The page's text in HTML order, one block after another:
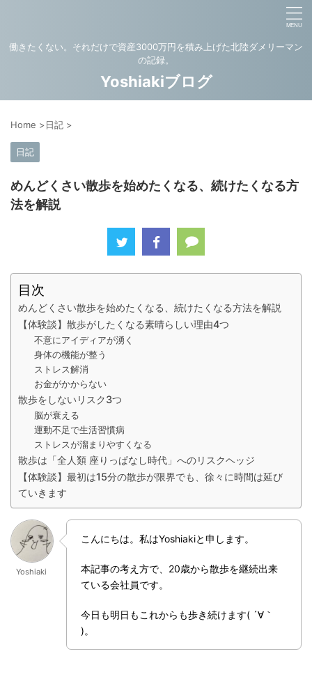
働きたくない。それだけで資産3000万円を積み上げた北陸ダメリーマン
の記録。
Yoshiakiブログ
Home >日記 >
日記
めんどくさい散歩を始めたくなる、続けたくなる方
法を解説
目次
めんどくさい散歩を始めたくなる、続けたくなる方法を解説
【体験談】散歩がしたくなる素晴らしい理由4つ
不意にアイディアが湧く
身体の機能が整う
ストレス解消
お金がかからない
散歩をしないリスク3つ
脳が衰える
運動不足で生活習慣病
ストレスが溜まりやすくなる
散歩は「全人類 座りっぱなし時代」へのリスクヘッジ
【体験談】最初は15分の散歩が限界でも、徐々に時間は延び
ていきます
Yoshiaki
こんにちは。私はYoshiakiと申します。
本記事の考え方で、20歳から散歩を継続出来
ている会社員です。
今日も明日もこれからも歩き続けます( ´∀｀
)。